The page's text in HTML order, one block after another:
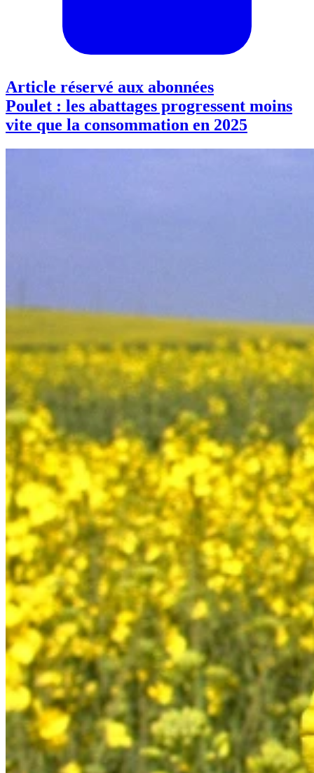
Article réservé aux abonnées
Poulet : les abattages progressent moins
vite que la consommation en 2025